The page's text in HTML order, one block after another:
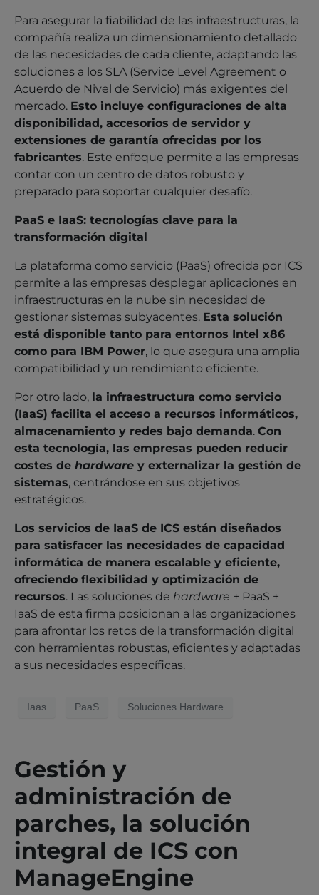
Para asegurar la fiabilidad de las infraestructuras, la
compañía realiza un dimensionamiento detallado
de las necesidades de cada cliente, adaptando las
soluciones a los SLA (Service Level Agreement o
Acuerdo de Nivel de Servicio) más exigentes del
mercado. Esto incluye configuraciones de alta
disponibilidad, accesorios de servidor y
extensiones de garantía ofrecidas por los
fabricantes. Este enfoque permite a las empresas
contar con un centro de datos robusto y
preparado para soportar cualquier desafío.
PaaS e IaaS: tecnologías clave para la
transformación digital
La plataforma como servicio (PaaS) ofrecida por ICS
permite a las empresas desplegar aplicaciones en
infraestructuras en la nube sin necesidad de
gestionar sistemas subyacentes. Esta solución
está disponible tanto para entornos Intel x86
como para IBM Power, lo que asegura una amplia
compatibilidad y un rendimiento eficiente.
Por otro lado, la infraestructura como servicio
(IaaS) facilita el acceso a recursos informáticos,
almacenamiento y redes bajo demanda. Con
esta tecnología, las empresas pueden reducir
costes de hardware y externalizar la gestión de
sistemas, centrándose en sus objetivos
estratégicos.
Los servicios de IaaS de ICS están diseñados
para satisfacer las necesidades de capacidad
informática de manera escalable y eficiente,
ofreciendo flexibilidad y optimización de
recursos. Las soluciones de hardware + PaaS +
IaaS de esta firma posicionan a las organizaciones
para afrontar los retos de la transformación digital
con herramientas robustas, eficientes y adaptadas
a sus necesidades específicas.
Iaas PaaS Soluciones Hardware
Gestión y
administración de
parches, la solución
integral de ICS con
ManageEngine